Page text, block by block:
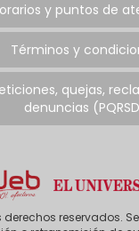
y puntos de
Términos y
quejas,
denuncias
reservados.